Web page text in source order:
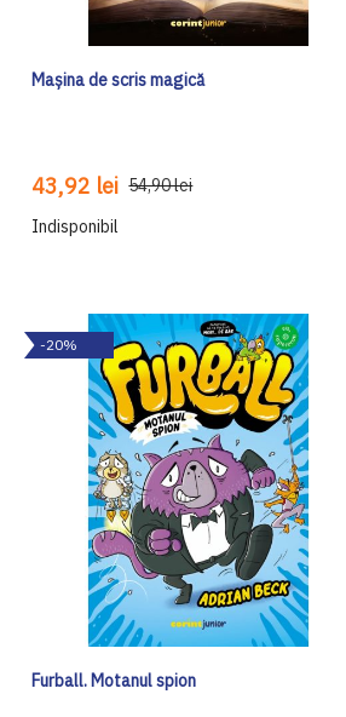
Mașina de scris magică
43,92 lei 54,90 lei
Indisponibil
-20%
Furball. Motanul spion